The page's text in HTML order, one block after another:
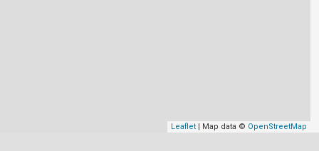
Leaflet | Map data © OpenStreetMap